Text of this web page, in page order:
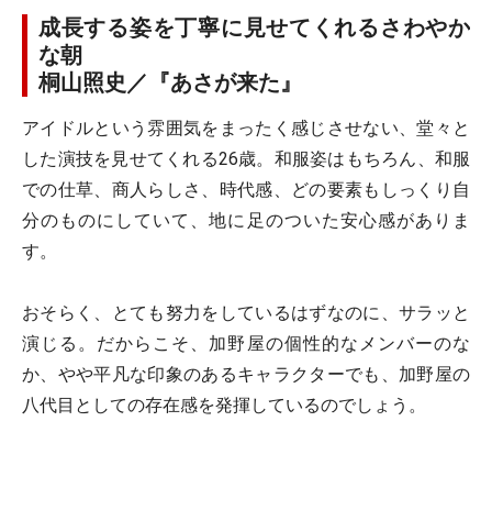
成長する姿を丁寧に見せてくれるさわやか
な朝
桐山照史／『あさが来た』
アイドルという雰囲気をまったく感じさせない、堂々と
した演技を見せてくれる26歳。和服姿はもちろん、和服
での仕草、商人らしさ、時代感、どの要素もしっくり自
分のものにしていて、地に足のついた安心感がありま
す。
おそらく、とても努力をしているはずなのに、サラッと
演じる。だからこそ、加野屋の個性的なメンバーのな
か、やや平凡な印象のあるキャラクターでも、加野屋の
八代目としての存在感を発揮しているのでしょう。